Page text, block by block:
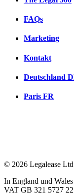
FAQs
Marketing
Kontakt
Deutschland
Paris FR
© 2026 Legalease
In England und
VAT GB 321 5727 22